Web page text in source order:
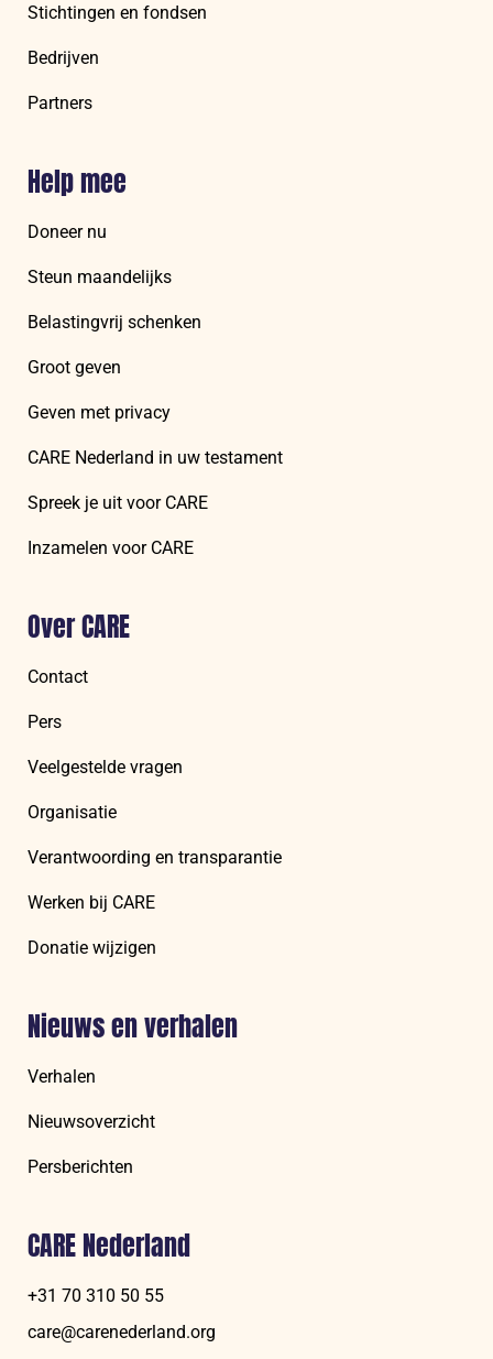
Stichtingen en fondsen
Bedrijven
Partners
Help mee
Doneer nu
Steun maandelijks
Belastingvrij schenken
Groot geven
Geven met privacy
CARE Nederland in uw testament
Spreek je uit voor CARE
Inzamelen voor CARE
Over CARE
Contact
Pers
Veelgestelde vragen
Organisatie
Verantwoording en transparantie
Werken bij CARE
Donatie wijzigen
Nieuws en verhalen
Verhalen
Nieuwsoverzicht
Persberichten
CARE Nederland
+31 70 310 50 55
care@carenederland.org